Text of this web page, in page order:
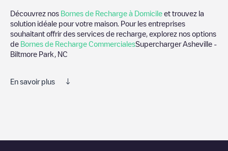
Découvrez nos Bornes de Recharge à Domicile et trouvez la
solution idéale pour votre maison. Pour les entreprises
souhaitant offrir des services de recharge, explorez nos options
de Bornes de Recharge CommercialesSupercharger Asheville -
Biltmore Park, NC
En savoir plus